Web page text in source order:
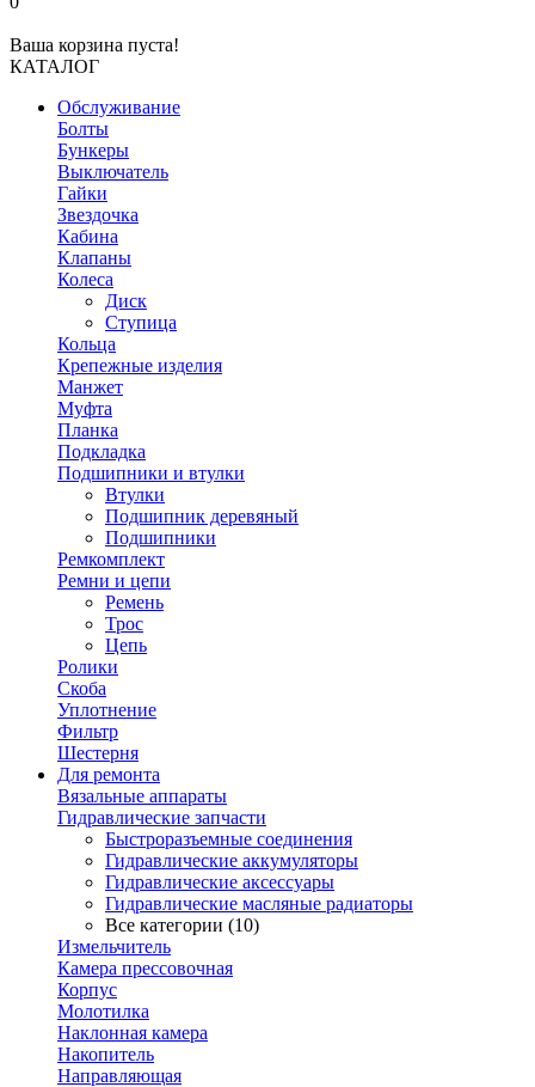
Ваша корзина пуста!
КАТАЛОГ
Обслуживание
Болты
Бункеры
Выключатель
Гайки
Звездочка
Кабина
Клапаны
Колеса
Диск
Ступица
Кольца
Крепежные изделия
Манжет
Муфта
Планка
Подкладка
Подшипники и втулки
Втулки
Подшипник деревяный
Подшипники
Ремкомплект
Ремни и цепи
Ремень
Трос
Цепь
Ролики
Скоба
Уплотнение
Фильтр
Шестерня
Для ремонта
Вязальные аппараты
Гидравлические запчасти
Быстроразъемные соединения
Гидравлические аккумуляторы
Гидравлические аксессуары
Гидравлические масляные радиаторы
Все категории (10)
Измельчитель
Камера прессовочная
Корпус
Молотилка
Наклонная камера
Накопитель
Направляющая